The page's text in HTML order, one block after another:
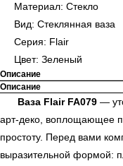
Материал: Стекло
Вид: Стеклянная ваза
Серия: Flair
Цвет: Зеленый
Описание
Описание
Ваза Flair FA079 —
арт-деко, воплощающее
простоту. Перед вами
выразительной формой: